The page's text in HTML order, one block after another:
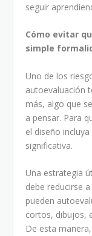
seguir
Cómo evitar
simple
Uno de los
autoevaluación
más, algo que
a pensar. Para
el diseño
significativa.
Una estrategia
debe reducirse
pueden
cortos, dibujos,
De esta